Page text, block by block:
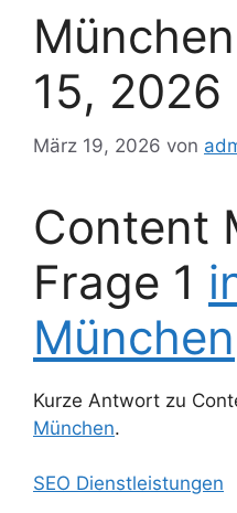
15, 2026
März 19, 2026 von
Content
Frage 1
München
Kurze Antwort zu
München.
SEO Dienstleistungen